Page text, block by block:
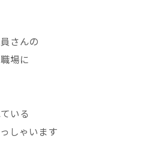
さんの
場に
いる
しゃいます